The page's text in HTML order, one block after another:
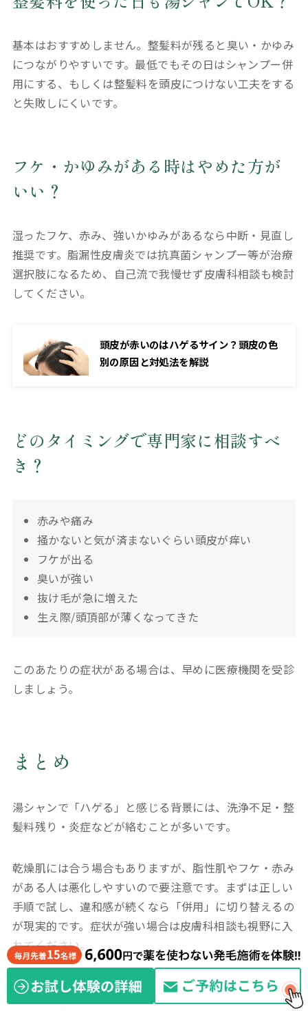
基本はおすすめしません。整髪料が残ると臭い・かゆみ
につながりやすいです。最低でもその日はシャンプー併
用にする、もしくは整髪料を頭皮につけない工夫をする
と失敗しにくいです。
フケ・かゆみがある時はやめた方が
いい？
湿ったフケ、赤み、強いかゆみがあるなら中断・見直し
推奨です。脂漏性皮膚炎では抗真菌シャンプー等が治療
選択肢になるため、自己流で我慢せず皮膚科相談も検討
してください。
頭皮が赤いのはハゲるサイン？頭皮の色
別の原因と対処法を解説
どのタイミングで専門家に相談すべ
き？
赤みや痛み
掻かないと気が済まないぐらい頭皮が痒い
フケが出る
臭いが強い
抜け毛が急に増えた
生え際/頭頂部が薄くなってきた
このあたりの症状がある場合は、早めに医療機関を受診
しましょう。
まとめ
湯シャンで「ハゲる」と感じる背景には、洗浄不足・整
髪料残り・炎症などが絡むことが多いです。
乾燥肌には合う場合もありますが、脂性肌やフケ・赤み
がある人は悪化しやすいので要注意です。まずは正しい
手順で試し、違和感が続くなら「併用」に切り替えるの
が現実的です。症状が強い場合は皮膚科相談も視野に入
れてください。